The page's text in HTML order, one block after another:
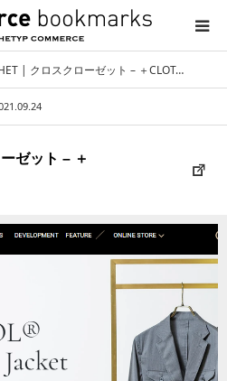
| クロスクローゼット – ＋CLOT…
ゼット – ＋